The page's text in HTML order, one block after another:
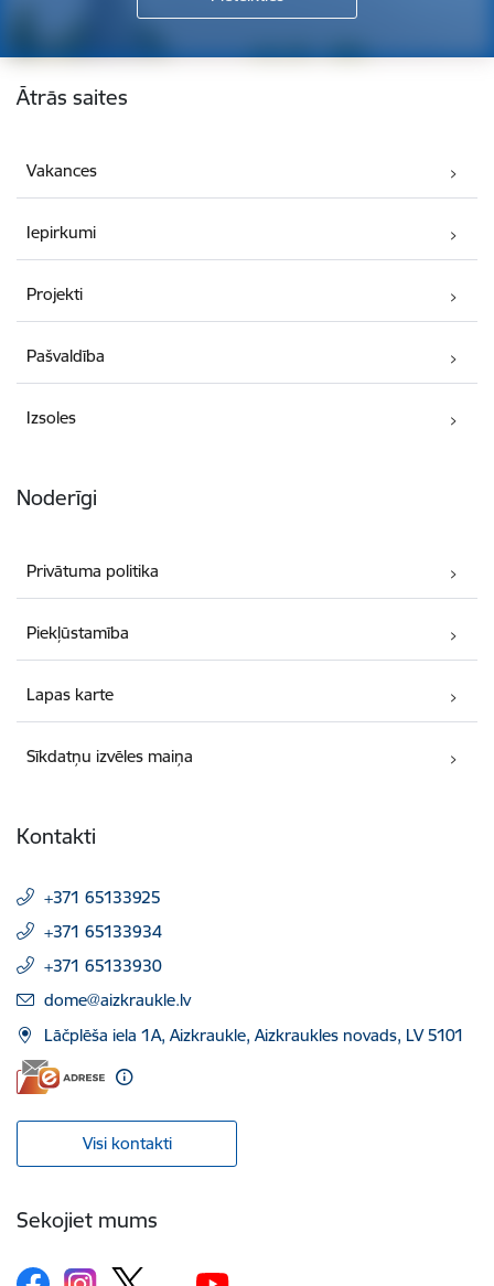
Kājene
Ātrās saites
Vakances
Iepirkumi
Projekti
Pašvaldība
Izsoles
Noderīgi
Privātuma politika
Piekļūstamība
Lapas karte
Sīkdatņu izvēles maiņa
Kontakti
+371 65133925
+371 65133934
+371 65133930
E-pasts:
dome@aizkraukle.lv
Lāčplēša iela 1A, Aizkraukle, Aizkraukles novads, LV 5101
Visi kontakti
Sekojiet mums